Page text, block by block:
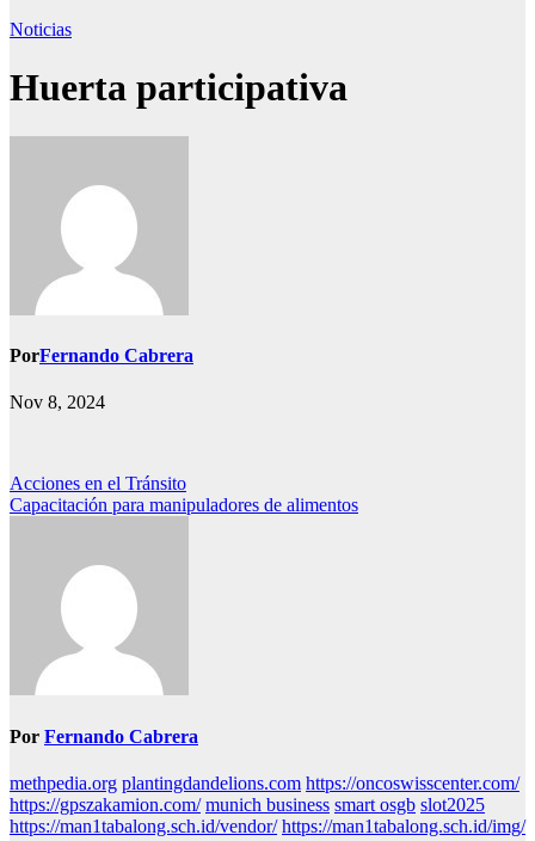
Noticias
Huerta participativa
PorFernando Cabrera
Nov 8, 2024
Navegación
de
Acciones en el Tránsito
Capacitación para manipuladores de alimentos
Por Fernando Cabrera
methpedia.org plantingdandelions.com https://oncoswisscenter.com/
https://gpszakamion.com/ munich business smart osgb slot2025
https://man1tabalong.sch.id/vendor/ https://man1tabalong.sch.id/img/